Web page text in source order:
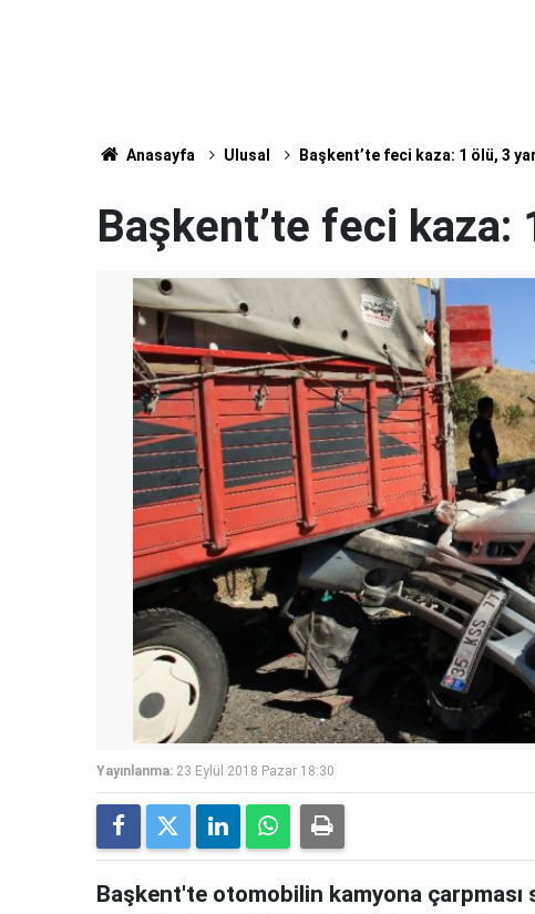
Anasayfa Ulusal Başkent’te feci kaza: 1 ölü, 3
Başkent’te feci kaza:
Yayınlanma: 23 Eylül 2018 Pazar 18:30
Başkent'te otomobilin kamyona